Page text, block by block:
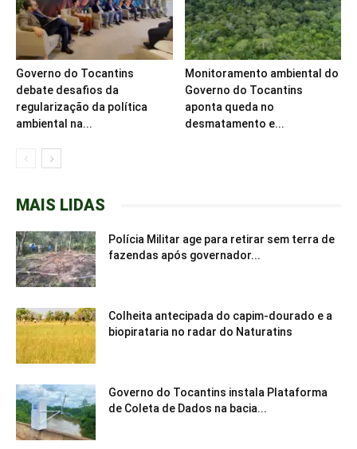
Governo do Tocantins
debate desafios da
regularização da política
ambiental na...
Monitoramento ambiental do
Governo do Tocantins
aponta queda no
desmatamento e...
MAIS LIDAS
Polícia Militar age para retirar sem terra de
fazendas após governador...
Colheita antecipada do capim-dourado e a
biopirataria no radar do Naturatins
Governo do Tocantins instala Plataforma
de Coleta de Dados na bacia...